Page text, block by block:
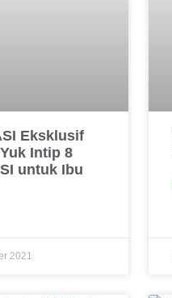
Eksklusif
Intip 8
untuk Ibu
2021